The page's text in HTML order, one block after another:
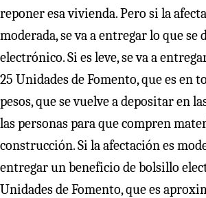
reponer esa vivienda. Pero si la
moderada, se va a entregar lo que
electrónico. Si es leve, se va a
25 Unidades de Fomento, que es en
pesos, que se vuelve a depositar en
las personas para que compren
construcción. Si la afectación es
entregar un beneficio de bolsillo
Unidades de Fomento, que es